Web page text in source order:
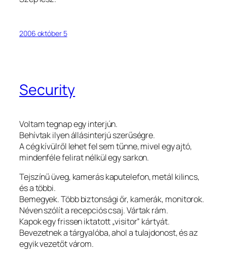
2006 október 5
Security
Voltam tegnap egy interjún.
Behívtak ilyen állásinterjú szerűségre.
A cég kívülről lehet fel sem tűnne, mivel egy ajtó,
mindenféle felirat nélkül egy sarkon.
Tejszínű üveg, kamerás kaputelefon, metál kilincs,
és a többi.
Bemegyek. Több biztonsági őr, kamerák, monitorok.
Néven szólít a recepciós csaj. Vártak rám.
Kapok egy frissen iktatott „visitor” kártyát.
Bevezetnek a tárgyalóba, ahol a tulajdonost, és az
egyik vezetőt várom.